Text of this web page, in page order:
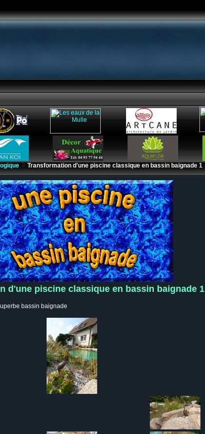
Transformation d'une piscine classique en bassin baignade 1
d'une piscine classique en bassin baignade 1
bassin baignade